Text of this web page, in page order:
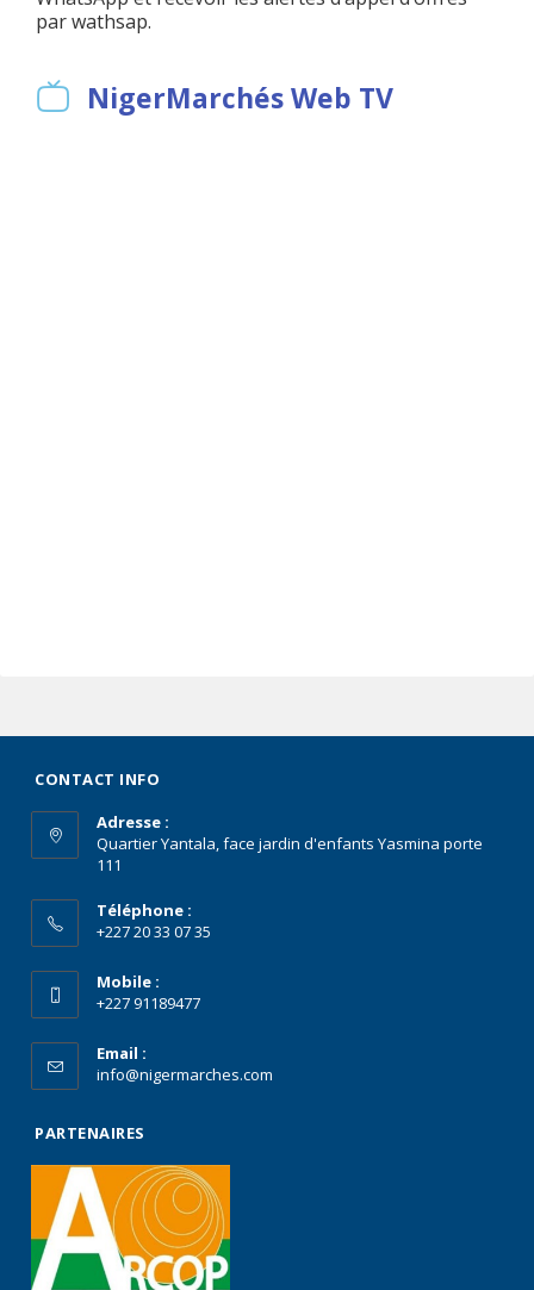
par wathsap.
NigerMarchés Web TV
CONTACT INFO
Adresse :
Quartier Yantala, face jardin d'enfants Yasmina porte
111
Téléphone :
+227 20 33 07 35
Mobile :
+227 91189477
Email :
info@nigermarches.com
PARTENAIRES